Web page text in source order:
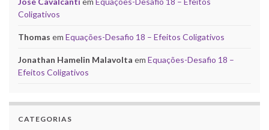
Coligativos
Thomas em Equações-Desafio 18 – Efeitos Coligativos
Jonathan Hamelin Malavolta em Equações-Desafio 18 –
Efeitos Coligativos
CATEGORIAS